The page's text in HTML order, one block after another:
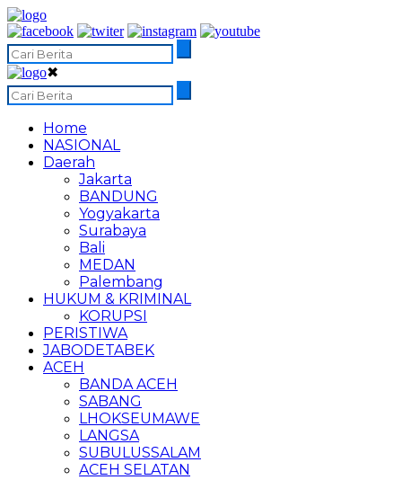
✖
Home
NASIONAL
Daerah
Jakarta
BANDUNG
Yogyakarta
Surabaya
Bali
MEDAN
Palembang
HUKUM & KRIMINAL
KORUPSI
PERISTIWA
JABODETABEK
ACEH
BANDA ACEH
SABANG
LHOKSEUMAWE
LANGSA
SUBULUSSALAM
ACEH SELATAN